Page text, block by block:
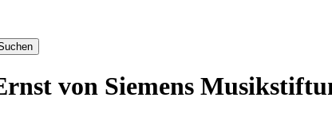
von Siemens